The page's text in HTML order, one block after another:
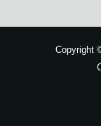
Copyright